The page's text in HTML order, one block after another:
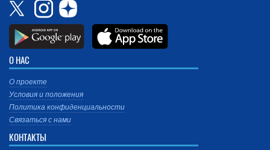
О НАС
О проекте
Условия и положения
Политика конфиденциальности
Связаться с нами
КОНТАКТЫ